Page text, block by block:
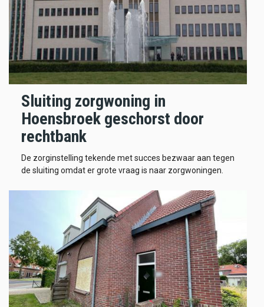
Sluiting zorgwoning in
Hoensbroek geschorst door
rechtbank
De zorginstelling tekende met succes bezwaar aan tegen
de sluiting omdat er grote vraag is naar zorgwoningen.